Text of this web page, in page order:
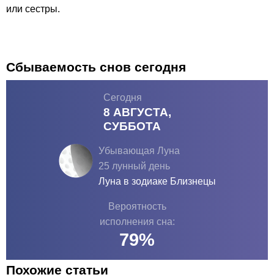
или сестры.
Сбываемость снов сегодня
Сегодня
8 АВГУСТА,
СУББОТА
Убывающая Луна
25 лунный день
Луна в зодиаке Близнецы
Вероятность
исполнения сна:
79%
Похожие статьи